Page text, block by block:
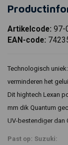
Artikelcode: 97-
EAN-code:
Technologisch
verminderen het
Dit hightech Lexan
mm dik Quantum
UV-bestendiger dan
Past op: Suzuki: